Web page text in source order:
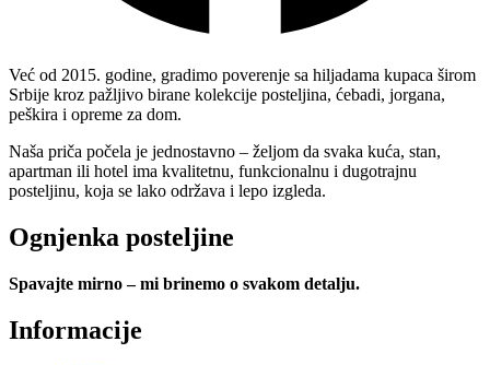
Već od 2015. godine, gradimo poverenje sa hiljadama kupaca širom
Srbije kroz pažljivo birane kolekcije posteljina, ćebadi, jorgana,
peškira i opreme za dom.
Naša priča počela je jednostavno – željom da svaka kuća, stan,
apartman ili hotel ima kvalitetnu, funkcionalnu i dugotrajnu
posteljinu, koja se lako održava i lepo izgleda.
Ognjenka posteljine
Spavajte mirno – mi brinemo o svakom detalju.
Informacije